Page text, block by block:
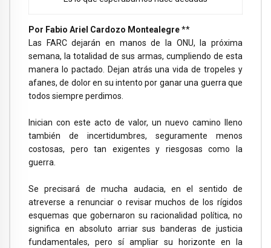
Por Fabio Ariel Cardozo Montealegre**
Las FARC dejarán en manos de la ONU, la próxima
semana, la totalidad de sus armas, cumpliendo de esta
manera lo pactado. Dejan atrás una vida de tropeles y
afanes, de dolor en su intento por ganar una guerra que
todos siempre perdimos.
Inician con este acto de valor, un nuevo camino lleno
también de incertidumbres, seguramente menos
costosas, pero tan exigentes y riesgosas como la
guerra.
Se precisará de mucha audacia, en el sentido de
atreverse a renunciar o revisar muchos de los rígidos
esquemas que gobernaron su racionalidad política, no
significa en absoluto arriar sus banderas de justicia
fundamentales, pero sí ampliar su horizonte en la